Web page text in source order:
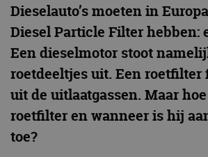
Dieselauto’s moeten in
Diesel Particle Filter hebben:
Een dieselmotor stoot
roetdeeltjes uit. Een
uit de uitlaatgassen. Maar
roetfilter en wanneer is hij
toe?